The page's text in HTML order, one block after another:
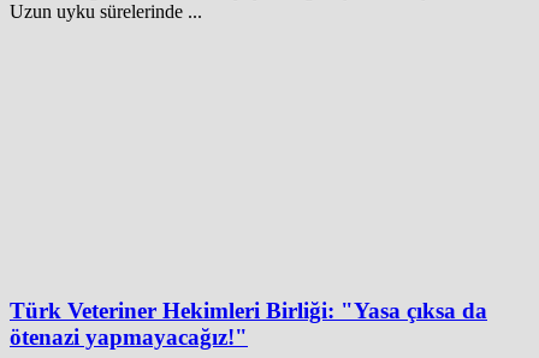
Uzun uyku sürelerinde ...
Türk Veteriner Hekimleri Birliği: "Yasa çıksa da
ötenazi yapmayacağız!"